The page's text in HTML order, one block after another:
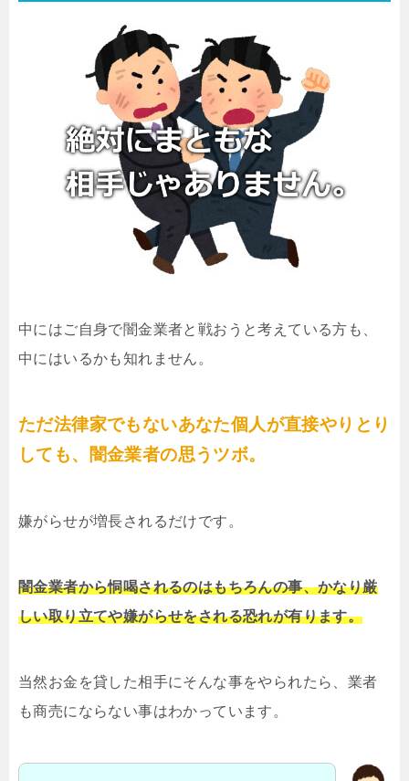
中にはご自身で闇金業者と戦おうと考えている方も、
中にはいるかも知れません。
ただ法律家でもないあなた個人が直接やりとり
しても、闇金業者の思うツボ。
嫌がらせが増長されるだけです。
闇金業者から恫喝されるのはもちろんの事、かなり厳
しい取り立てや嫌がらせをされる恐れが有ります。
当然お金を貸した相手にそんな事をやられたら、業者
も商売にならない事はわかっています。